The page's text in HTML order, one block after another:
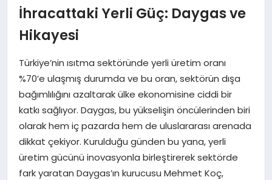
DÜNYA
EĞITIM
MAGAZIN
SAĞLIK
SIYASET
SPOR
İhracattaki Yerli Güç: Daygas ve
Hikayesi
Türkiye’nin ısıtma sektöründe yerli üretim oranı
%70’e ulaşmış durumda ve bu oran, sektörün dışa
bağımlılığını azaltarak ülke ekonomisine ciddi bir
katkı sağlıyor. Daygas, bu yükselişin öncülerinden biri
olarak hem iç pazarda hem de uluslararası arenada
dikkat çekiyor. Kurulduğu günden bu yana, yerli
üretim gücünü inovasyonla birleştirerek sektörde
fark yaratan Daygas’ın kurucusu Mehmet Koç,